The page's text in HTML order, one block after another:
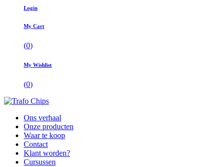
Login
My Cart
(0)
My Wishlist
(0)
Ons verhaal
Onze producten
Waar te koop
Contact
Klant worden?
Cursussen